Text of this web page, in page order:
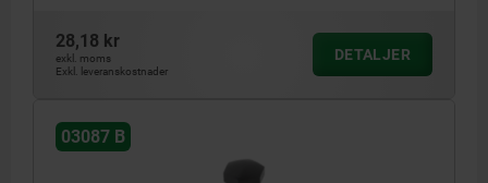
28,18 kr
exkl. moms
Exkl. leveranskostnader
DETALJER
03087 B